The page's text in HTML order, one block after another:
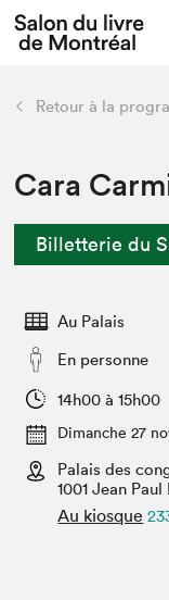
Espace
Espace
Espace
Préparer
Actualités
SLM PRO
retour
Préparer sa
Salon dans la
Projets
Liens pratiques
Retour à la
Cara
Billetterie du
Au Palais
En personne
14h00 à 15h00
Dimanche 27
Palais des
1001 Jean
Au kiosque